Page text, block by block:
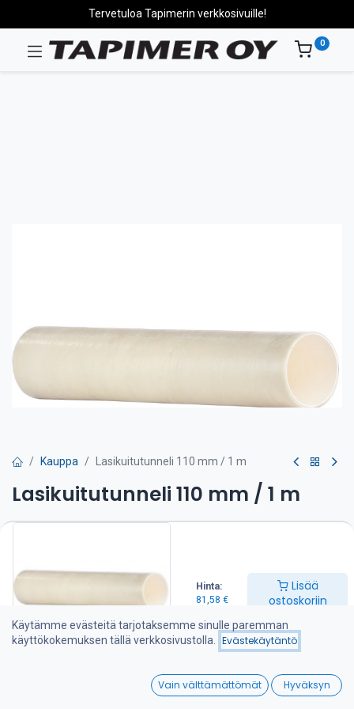
Hinta:
81,58 €
Lisää
ostoskoriin
Wishlist
Tervetuloa Tapimerin verkkosivuille!
0
Kauppa Lasikuitutunneli 110 mm / 1 m
Lasikuitutunneli 110 mm / 1 m
81,58
Lisää ostoskoriin
Lisää toivelistalle
Käytämme evästeitä tarjotaksemme sinulle paremman
käyttökokemuksen tällä verkkosivustolla.
Evästekäytäntö
Vain välttämättömät Hyväksyn